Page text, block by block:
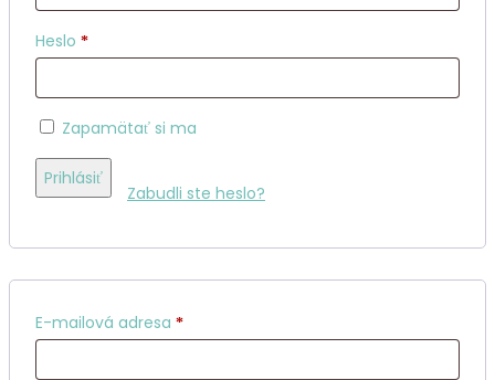
Heslo *Povinné
Zapamätať si ma
Prihlásiť
Zabudli ste heslo?
E-mailová adresa *Povinné